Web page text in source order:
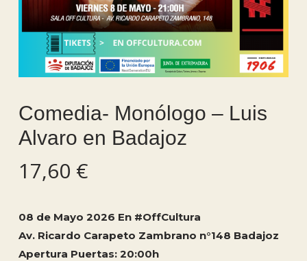
Comedia- Monólogo – Luis
Alvaro en Badajoz
17,60 €
08 de Mayo 2026 En #OffCultura
Av. Ricardo Carapeto Zambrano n°148 Badajoz
Apertura Puertas: 20:00h